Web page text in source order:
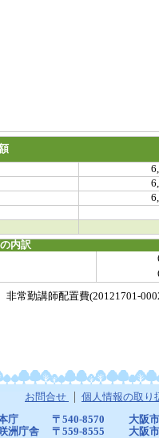
内訳
常勤講師配置費(20121701-
お問合せ 個人情報の取り
庁 〒540-8570
大阪
洲庁舎
〒559-8555
大阪